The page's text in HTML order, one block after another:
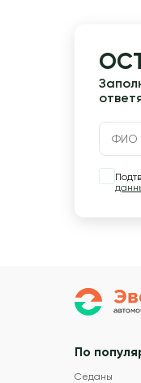
По
Седаны